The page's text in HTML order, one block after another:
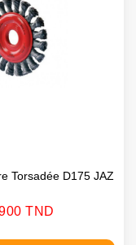
Torsadée D175 JAZ
TND